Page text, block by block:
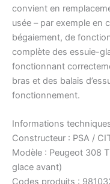
convient en
usée – par exemple en
bégaiement, de
complète des essuie-
fonctionnant
bras et des balais
fonctionnement.
Informations
Constructeur : PSA /
Modèle : Peugeot 308
glace avant)
Codes produits :